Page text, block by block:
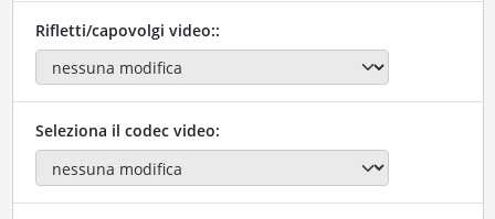
Rifletti/capovolgi video::
Seleziona il codec video: